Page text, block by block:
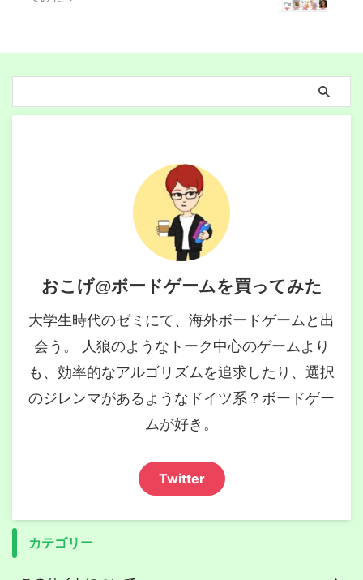
おこげ@ボードゲームを買ってみた
大学生時代のゼミにて、海外ボードゲームと出
会う。 人狼のようなトーク中心のゲームより
も、効率的なアルゴリズムを追求したり、選択
のジレンマがあるようなドイツ系？ボードゲー
ムが好き。
Twitter
カテゴリー